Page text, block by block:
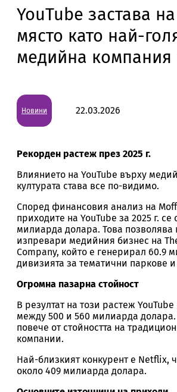
YouTube застава
място като най-
медийна компания
Новини 22.03.2026
Рекорден растеж през 2025 г.
Влиянието на YouTube върху
културата става все по-видимо.
Според финансовия анализ на
приходите на YouTube за 2025 г.
милиарда долара. Това позволява
изпревари медийния бизнес на
Company, който е генерирал 60.9
дивизията за тематични паркове
Огромна пазарна стойност
В резултат на този растеж
между 500 и 560 милиарда долара.
повече от стойността на
компании.
Най-близкият конкурент е Netflix,
около 409 милиарда долара.